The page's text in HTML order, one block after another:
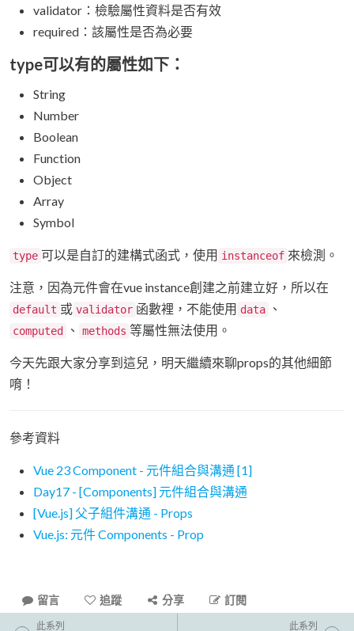
validator：檢驗屬性資料是否有效
required：該屬性是否為必要
type可以有的屬性如下：
String
Number
Boolean
Function
Object
Array
Symbol
type 可以是自訂的建構式函式，使用 instanceof 來檢測。
注意，因為元件會在vue instance創建之前建立好，所以在
default 或 validator 函數裡，不能使用 data 、
computed 、 methods 等屬性無法使用。
今天先跟大家分享到這兒，明天繼續來聊props的其他細節
唷！
參考資料
Vue 23 Component - 元件組合與溝通 [1]
Day17 - [Components] 元件組合與溝通
[Vue.js] 父子組件溝通 - Props
Vue.js: 元件 Components - Prop
留言 追蹤 分享 訂閱
此系列 此系列